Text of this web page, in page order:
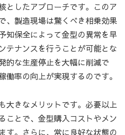
としたアプローチです。このア
、製造現場は驚くべき相乗効果
知保全によって金型の異常を早
テナンスを行うことが可能とな
的な生産停止を大幅に削減で
働率の向上が実現するのです。
大きなメリットです。必要以上
ことで、金型購入コストやメン
す。さらに、常に良好な状態の